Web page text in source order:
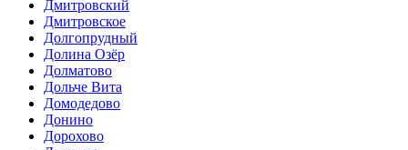
Дмитровский
Дмитровское
Долгопрудный
Долина Озёр
Долматово
Дольче Вита
Домодедово
Донино
Дорохово